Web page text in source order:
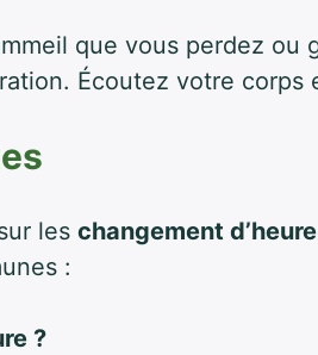
que vous perdez ou
Écoutez votre corps
les changement d’heure
:
?